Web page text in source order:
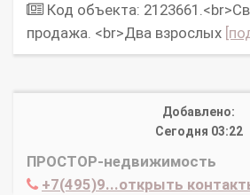
Код объекта:
продажа. <br>Два взрослых
Добавлено:
Сегодня 03:22
ПРОСТОР-недвижимость
+7(495)9...открыть